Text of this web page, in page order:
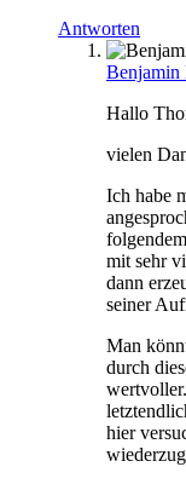
Antworten
Benjamin
Hallo
vielen
Ich habe
mit sehr
dann
seiner
Man
durch
hier